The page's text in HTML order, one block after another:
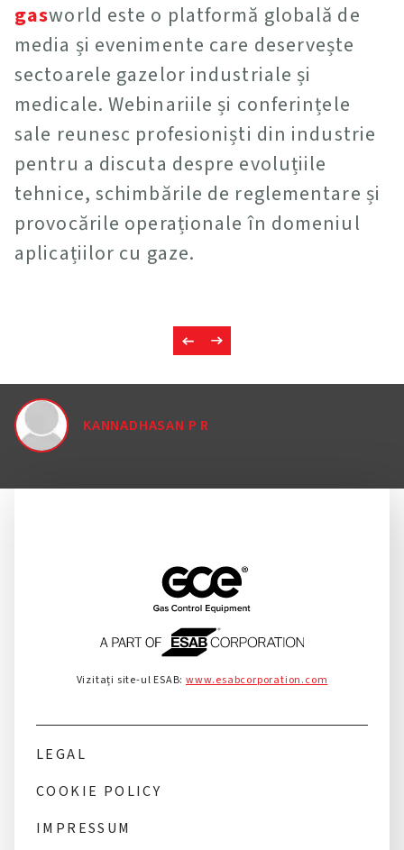
gasworld este o platformă globală de
media și evenimente care deservește
sectoarele gazelor industriale și
medicale. Webinariile și conferințele
sale reunesc profesioniști din industrie
pentru a discuta despre evoluțiile
tehnice, schimbările de reglementare și
provocările operaționale în domeniul
aplicațiilor cu gaze.
KANNADHASAN P R
Vizitați site-ul ESAB: www.esabcorporation.com
LEGAL
COOKIE POLICY
IMPRESSUM